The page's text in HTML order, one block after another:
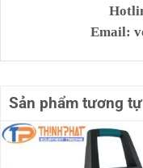
Email:
Sản phẩm tương tự